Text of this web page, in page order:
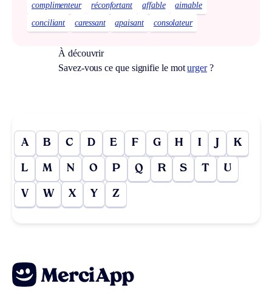
complimenteur
réconfortant affable
aimable
conciliant
caressant apaisant consolateur
À découvrir
Savez-vous ce que signifie le moturger?
A B C D E F G H I J K
L M N O P Q R S T U
V W X Y Z